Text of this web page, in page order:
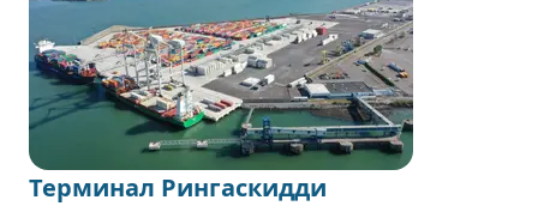
Терминал Рингаскидди